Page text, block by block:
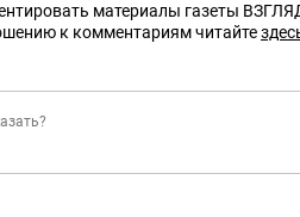
материалы газеты
к комментариям читайте